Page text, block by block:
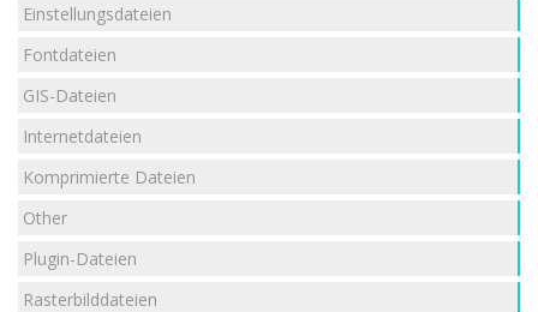
Einstellungsdateien
Fontdateien
GIS-Dateien
Internetdateien
Komprimierte Dateien
Other
Plugin-Dateien
Rasterbilddateien